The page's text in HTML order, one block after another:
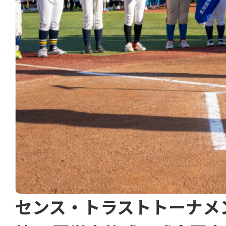
センス・トラストトーナメ